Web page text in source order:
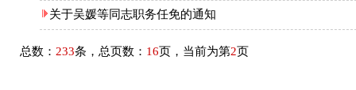
关于吴媛等同志职务任免的通知
总数： 233条，总页数： 16页，当前为第2页